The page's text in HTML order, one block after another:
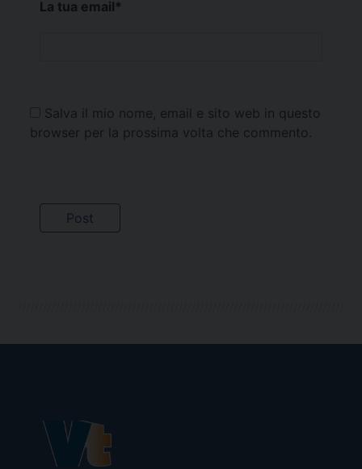
La tua email*
Salva il mio nome, email e sito web in questo
browser per la prossima volta che commento.